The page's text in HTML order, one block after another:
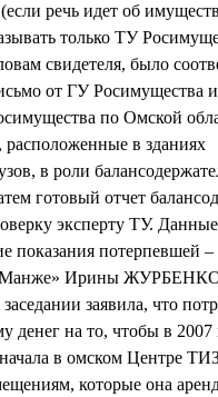
речь идет об
только ТУ
свидетеля, было
от ГУ Росимущества
по Омской
в зданиях
в роли
готовый отчет
эксперту ТУ.
показания потерпевшей –
Ирины ЖУРБЕНКО,
заявила, что
денег на то, чтобы в 2007
в омском Центре
которые она